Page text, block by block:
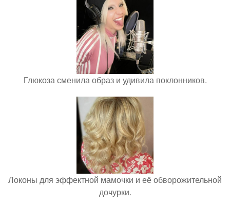
Глюкоза сменила образ и удивила поклонников.
Локоны для эффектной мамочки и её обворожительной
дочурки.